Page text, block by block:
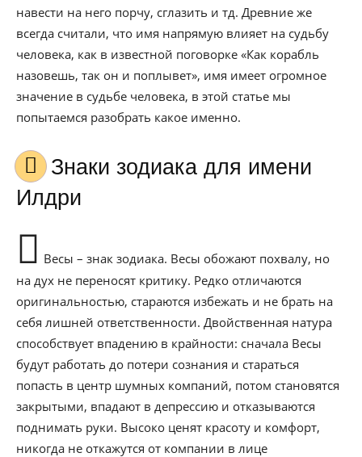
навести на него порчу, сглазить и тд. Древние же
всегда считали, что имя напрямую влияет на судьбу
человека, как в известной поговорке «Как корабль
назовешь, так он и поплывет», имя имеет огромное
значение в судьбе человека, в этой статье мы
попытаемся разобрать какое именно.
Знаки зодиака для имени
Илдри
Весы – знак зодиака. Весы обожают похвалу, но
на дух не переносят критику. Редко отличаются
оригинальностью, стараются избежать и не брать на
себя лишней ответственности. Двойственная натура
способствует впадению в крайности: сначала Весы
будут работать до потери сознания и стараться
попасть в центр шумных компаний, потом становятся
закрытыми, впадают в депрессию и отказываются
поднимать руки. Высоко ценят красоту и комфорт,
никогда не откажутся от компании в лице